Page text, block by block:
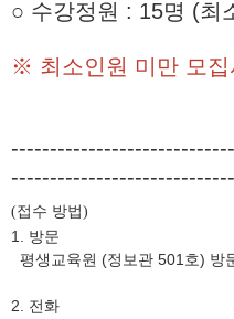
○ 수강정원 : 15명 (최
※ 최소인원 미만 모
(접수 방법)
1. 방문
평생교육원 (정보관 501호) 방
2. 전화